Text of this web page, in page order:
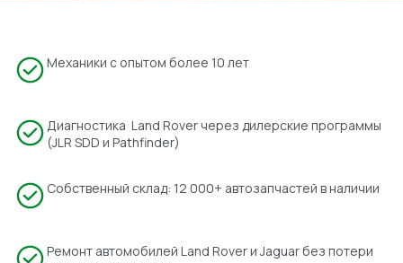
Механики с опытом более 10 лет
Диагностика Land Rover через дилерские программы
(JLR SDD и Pathfinder)
Собственный склад: 12 000+ автозапчастей в наличии
Ремонт автомобилей Land Rover и Jaguar без потери